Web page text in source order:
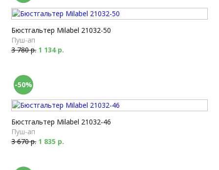
Бюстгальтер Milabel 21032-50
Пуш-ап
3 780 р. 1 134 р.
-50%
Бюстгальтер Milabel 21032-46
Пуш-ап
3 670 р. 1 835 р.